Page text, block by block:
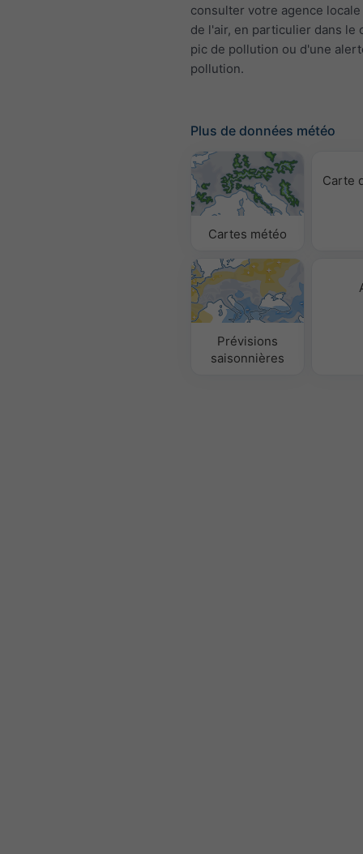
consulter votre agence
de l'air, en particulier dans le
pic de pollution ou d'une
pollution.
Plus de données météo
Cartes météo
Carte
Prévisions
saisonnières